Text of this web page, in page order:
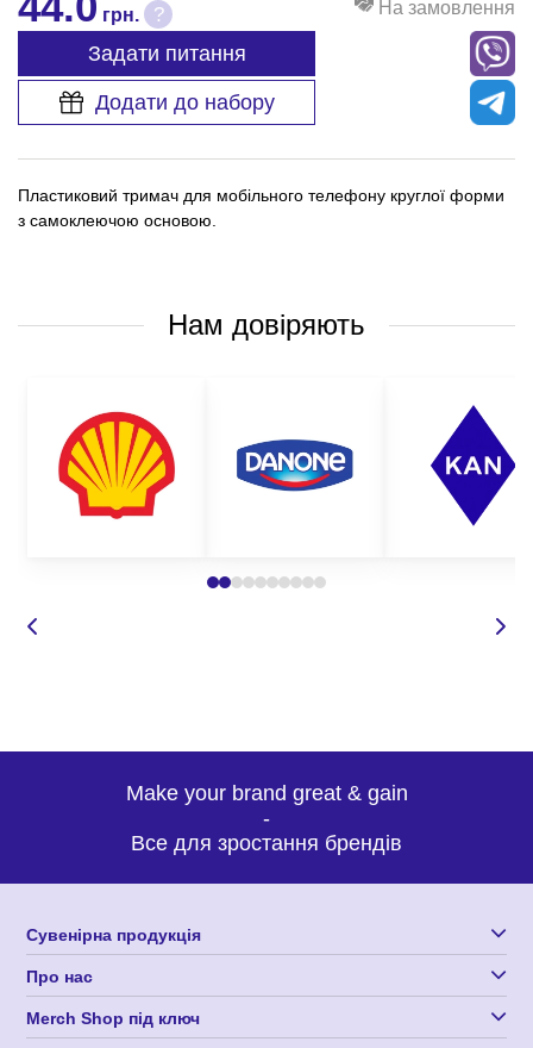
грн. ? На замовлення
Задати питання
Додати до набору
Пластиковий тримач для мобільного телефону круглої форми
з самоклеючою основою.
Нам довіряють
Make your brand great & gain
-
Все для зростання брендів
Сувенірна продукція
Про нас
Merch Shop під ключ